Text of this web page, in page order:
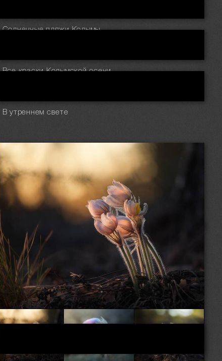
Солнечные пляжи Колымы
Все краски Колымской осени
В утреннем свете